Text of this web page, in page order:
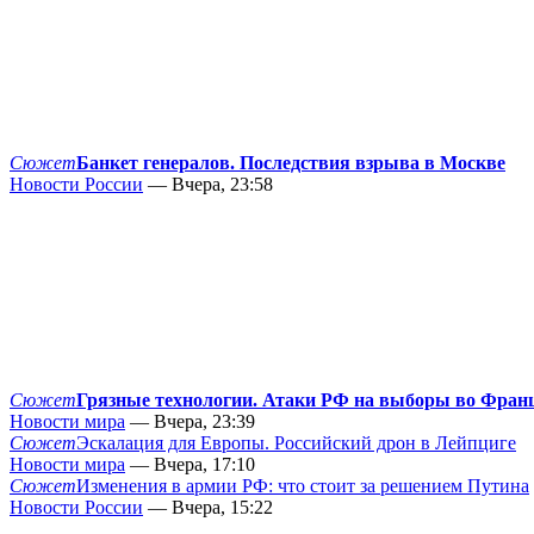
СюжетБанкет генералов. Последствия взрыва в Москве
Новости России — Вчера, 23:58
СюжетГрязные технологии. Атаки РФ на выборы во
Новости мира — Вчера, 23:39
СюжетЭскалация для Европы. Российский дрон в Лейпциге
Новости мира — Вчера, 17:10
СюжетИзменения в армии РФ: что стоит за решением Путина
Новости России — Вчера, 15:22